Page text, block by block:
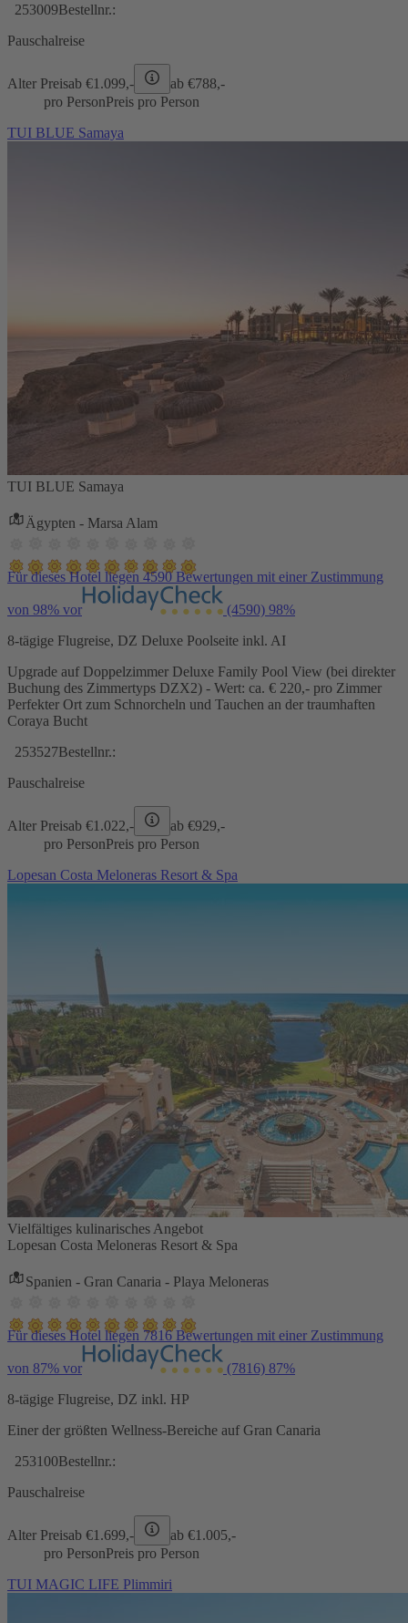
253009Bestellnr.:
Pauschalreise
Alter Preisab €1.099,- ab €788,-
pro PersonPreis pro Person
TUI BLUE Samaya
TUI BLUE Samaya
Ägypten - Marsa Alam
Für dieses Hotel liegen 4590 Bewertungen mit einer Zustimmung
von 98% vor (4590) 98%
8-tägige Flugreise, DZ Deluxe Poolseite inkl. AI
Upgrade auf Doppelzimmer Deluxe Family Pool View (bei direkter
Buchung des Zimmertyps DZX2) - Wert: ca. € 220,- pro Zimmer
Perfekter Ort zum Schnorcheln und Tauchen an der traumhaften
Coraya Bucht
253527Bestellnr.:
Pauschalreise
Alter Preisab €1.022,- ab €929,-
pro PersonPreis pro Person
Lopesan Costa Meloneras Resort & Spa
Vielfältiges kulinarisches Angebot
Lopesan Costa Meloneras Resort & Spa
Spanien - Gran Canaria - Playa Meloneras
Für dieses Hotel liegen 7816 Bewertungen mit einer Zustimmung
von 87% vor (7816) 87%
8-tägige Flugreise, DZ inkl. HP
Einer der größten Wellness-Bereiche auf Gran Canaria
253100Bestellnr.:
Pauschalreise
Alter Preisab €1.699,- ab €1.005,-
pro PersonPreis pro Person
TUI MAGIC LIFE Plimmiri